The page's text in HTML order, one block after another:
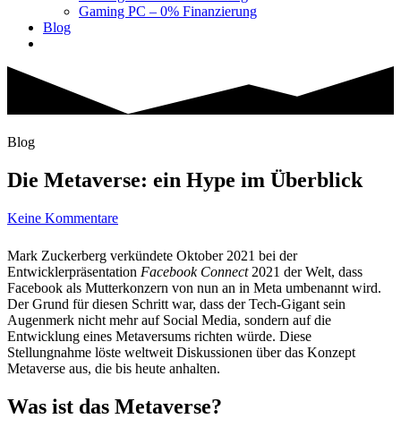
Gaming PC – 0% Finanzierung
Blog
Blog
Die Metaverse: ein Hype im Überblick
Keine Kommentare
Mark Zuckerberg verkündete Oktober 2021 bei der
Entwicklerpräsentation Facebook Connect2021 der Welt, dass
Facebook als Mutterkonzern von nun an in Meta umbenannt wird.
Der Grund für diesen Schritt war, dass der Tech-Gigant sein
Augenmerk nicht mehr auf Social Media, sondern auf die
Entwicklung eines Metaversums richten würde. Diese
Stellungnahme löste weltweit Diskussionen über das Konzept
Metaverse aus, die bis heute anhalten.
Was ist das Metaverse?